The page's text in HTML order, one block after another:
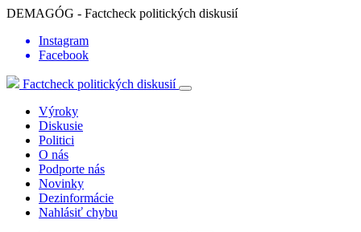
DEMAGÓG - Factcheck politických diskusií
Instagram
Facebook
Factcheck politických diskusií
Výroky
Diskusie
Politici
O nás
Podporte nás
Novinky
Dezinformácie
Nahlásiť chybu